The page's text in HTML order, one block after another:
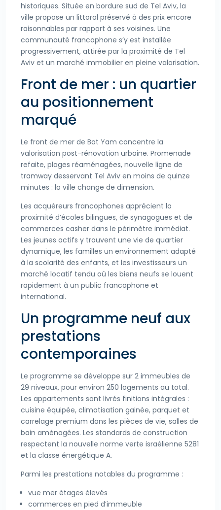
historiques. Située en bordure sud de Tel Aviv, la
ville propose un littoral préservé à des prix encore
raisonnables par rapport à ses voisines. Une
communauté francophone s’y est installée
progressivement, attirée par la proximité de Tel
Aviv et un marché immobilier en pleine valorisation.
Front de mer : un quartier
au positionnement
marqué
Le front de mer de Bat Yam concentre la
valorisation post-rénovation urbaine. Promenade
refaite, plages réaménagées, nouvelle ligne de
tramway desservant Tel Aviv en moins de quinze
minutes : la ville change de dimension.
Les acquéreurs francophones apprécient la
proximité d’écoles bilingues, de synagogues et de
commerces casher dans le périmètre immédiat.
Les jeunes actifs y trouvent une vie de quartier
dynamique, les familles un environnement adapté
à la scolarité des enfants, et les investisseurs un
marché locatif tendu où les biens neufs se louent
rapidement à un public francophone et
international.
Un programme neuf aux
prestations
contemporaines
Le programme se développe sur 2 immeubles de
29 niveaux, pour environ 250 logements au total.
Les appartements sont livrés finitions intégrales :
cuisine équipée, climatisation gainée, parquet et
carrelage premium dans les pièces de vie, salles de
bain aménagées. Les standards de construction
respectent la nouvelle norme verte israélienne 5281
et la classe énergétique A.
Parmi les prestations notables du programme :
vue mer étages élevés
commerces en pied d’immeuble